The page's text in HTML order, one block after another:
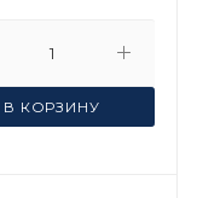
В КОРЗИНУ